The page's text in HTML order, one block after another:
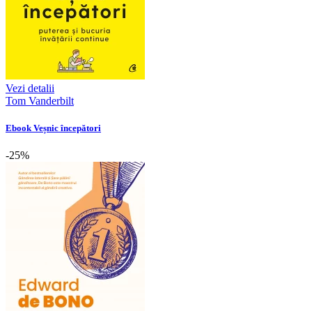
Vezi detalii
Tom Vanderbilt
Ebook Veșnic începători
-25%